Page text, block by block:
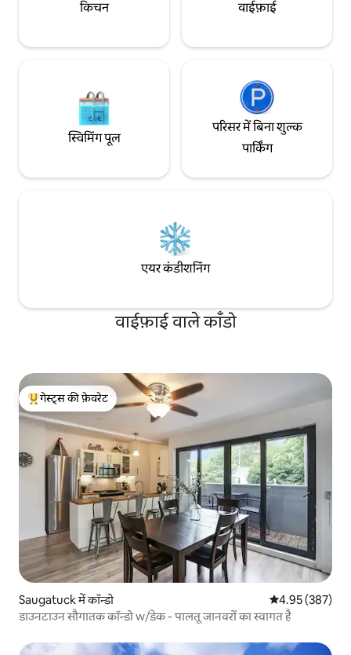
किचन वाईफ़ाई
स्विमिंग पूल
परिसर में बिना शुल्क
पार्किंग
एयर कंडीशनिंग
वाईफ़ाई वाले काँडो
गेस्ट्स का टॉप फ़ेवरेट
गेस्ट्स की फ़ेवरेट
Saugatuck में कॉन्डो औसत रेटिंग 5 में से
4.95 (387)
डाउनटाउन सौगातक कॉन्डो w/डेक - पालतू जानवरों का स्वागत है